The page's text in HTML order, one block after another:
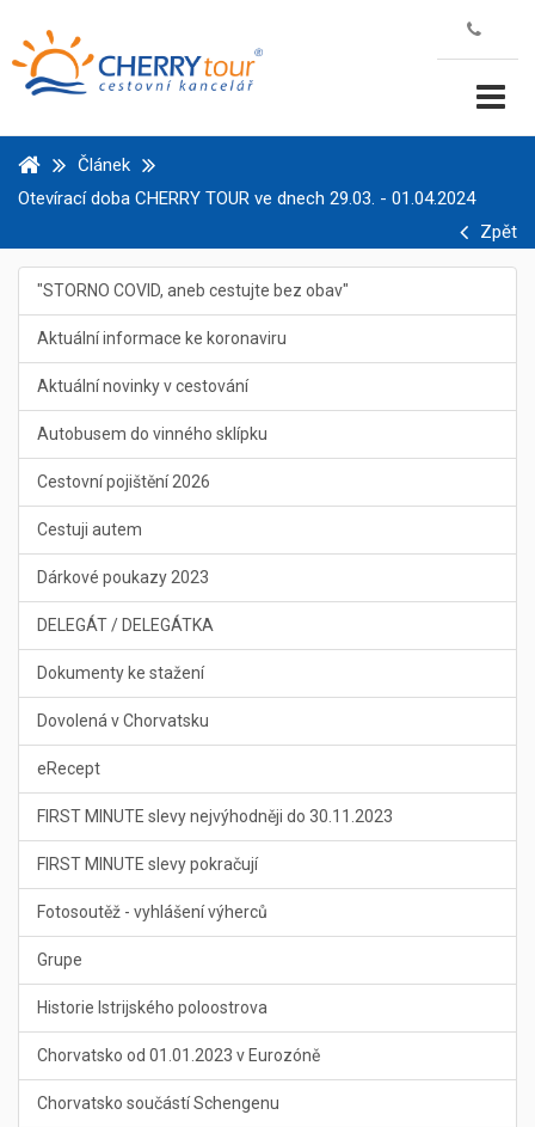
Článek
Otevírací doba CHERRY TOUR ve dnech 29.03. - 01.04.2024
Zpět
"STORNO COVID, aneb cestujte bez obav"
Aktuální informace ke koronaviru
Aktuální novinky v cestování
Autobusem do vinného sklípku
Cestovní pojištění 2026
Cestuji autem
Dárkové poukazy 2023
DELEGÁT / DELEGÁTKA
Dokumenty ke stažení
Dovolená v Chorvatsku
eRecept
FIRST MINUTE slevy nejvýhodněji do 30.11.2023
FIRST MINUTE slevy pokračují
Fotosoutěž - vyhlášení výherců
Grupe
Historie Istrijského poloostrova
Chorvatsko od 01.01.2023 v Eurozóně
Chorvatsko součástí Schengenu